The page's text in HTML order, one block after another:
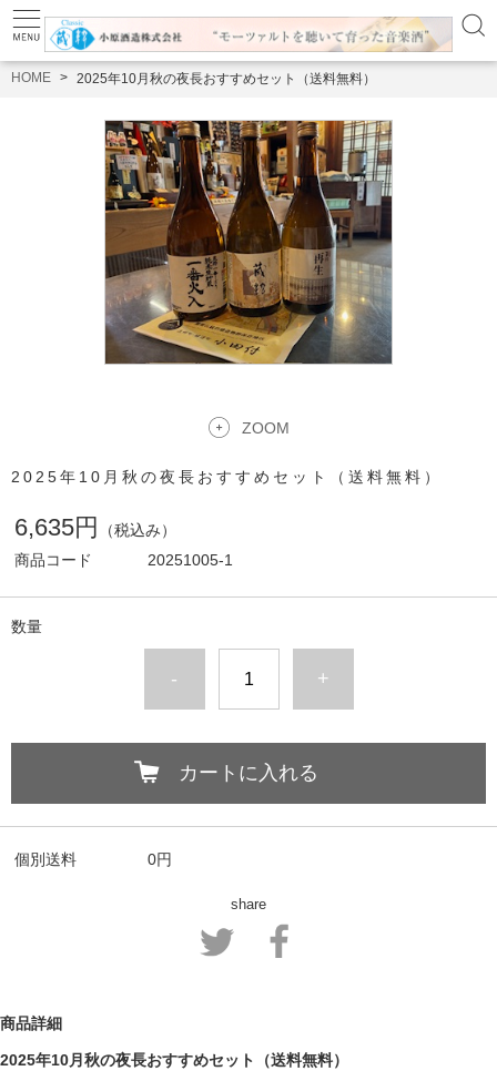
HOME 2025年10月秋の夜長おすすめセット（送料無料）
ZOOM
2025年10月秋の夜長おすすめセット（送料無料）
6,635円
（税込み）
商品コード
20251005-1
数量
- +
カートに入れる
個別送料 0円
share
商品詳細
2025年10月秋の夜長おすすめセット（送料無料）